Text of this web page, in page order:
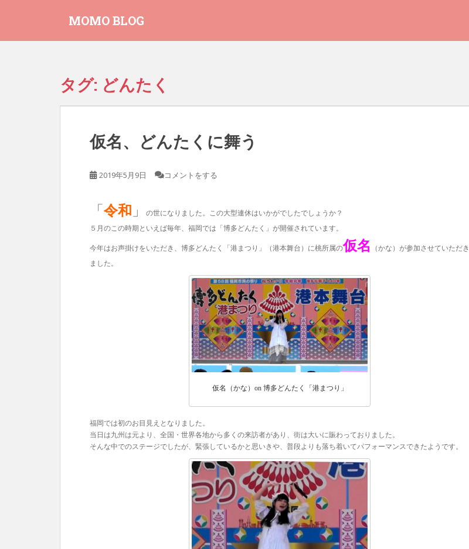
MOMO BLOG
タグ: どんたく
仮名、どんたくに舞う
2019年5月9日 コメントをする
「 令和 」
の世になりました。この大型連休はいかがでしたでしょうか？
５月のこの時期といえば毎年、福岡では「博多どんたく」が開催されています。
今年はお声掛けをいただき、博多どんたく「港まつり」（港本舞台）に桃所属の仮名
（かな）が参加させていただき
ました。
仮名（かな）on 博多どんたく「港まつり」
福岡では初のお目見えとなりました。
当日は九州は元より、全国・世界各地から多くの来訪者があり、街は大いに賑わっておりました。
そんな中でのステージでしたが、緊張しているかと思いきや、普段よりも落ち着いてパフォーマンスできたようです。